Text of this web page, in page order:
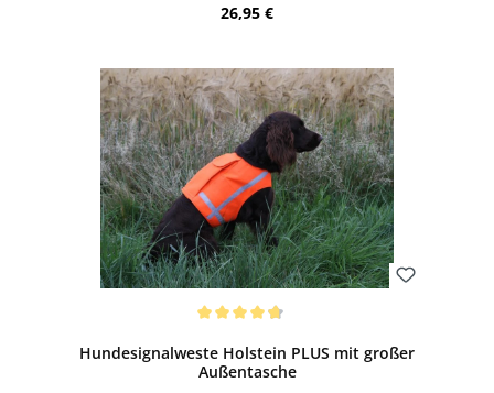
Regulärer Preis:
26,95 €
Hundesignalweste Holstein PLUS mit großer
Außentasche